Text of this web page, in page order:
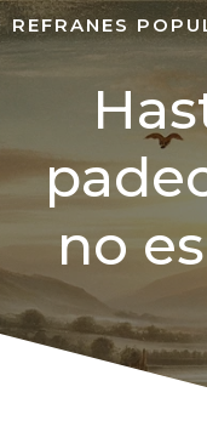
REFRANES
no